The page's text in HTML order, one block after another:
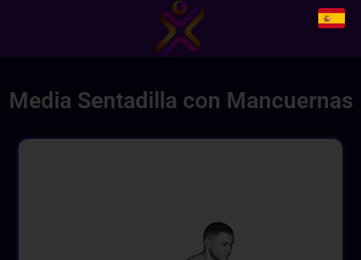
Media Sentadilla con Mancuernas